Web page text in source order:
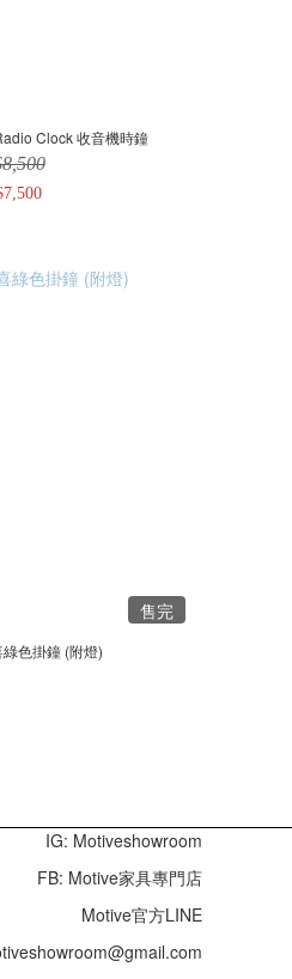
Clock 收音機時鐘
售完
色掛鐘 (附燈)
IG: Motiveshowroom
FB: Motive家具專門店
Motive官方LINE